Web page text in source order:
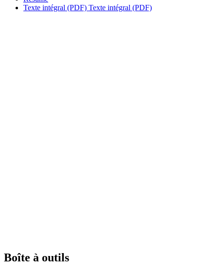
Texte intégral (PDF) Texte intégral (PDF)
Boîte à outils